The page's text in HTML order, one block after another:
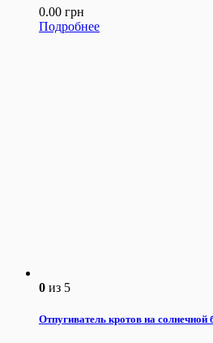
0.00 грн
Подробнее
0 из 5
Отпугиватель кротов на солнечной